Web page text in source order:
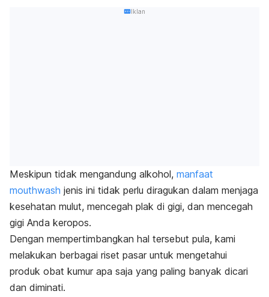
Iklan
Meskipun tidak mengandung alkohol, manfaat
mouthwash jenis ini tidak perlu diragukan dalam menjaga
kesehatan mulut, mencegah plak di gigi, dan mencegah
gigi Anda keropos.
Dengan mempertimbangkan hal tersebut pula, kami
melakukan berbagai riset pasar untuk mengetahui
produk obat kumur apa saja yang paling banyak dicari
dan diminati.